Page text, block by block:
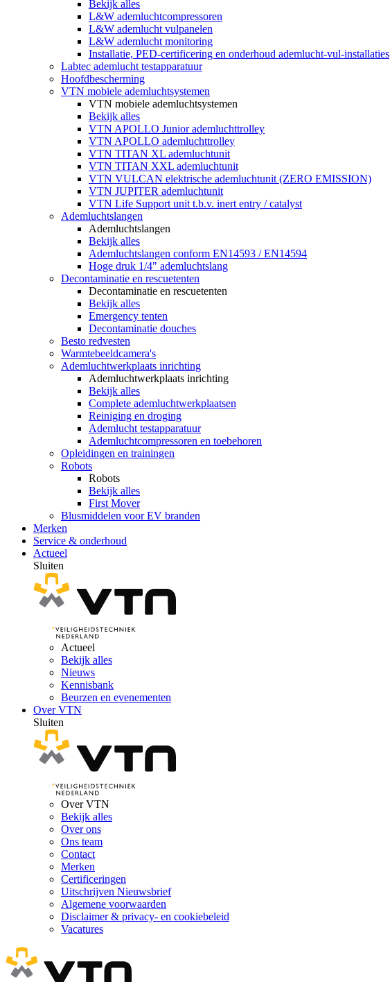
Bekijk alles
L&W ademluchtcompressoren
L&W ademlucht vulpanelen
L&W ademlucht monitoring
Installatie, PED-certificering en onderhoud ademlucht-vul-installaties
Labtec ademlucht testapparatuur
Hoofdbescherming
VTN mobiele ademluchtsystemen
VTN mobiele ademluchtsystemen
Bekijk alles
VTN APOLLO Junior ademluchttrolley
VTN APOLLO ademluchttrolley
VTN TITAN XL ademluchtunit
VTN TITAN XXL ademluchtunit
VTN VULCAN elektrische ademluchtunit (ZERO EMISSION)
VTN JUPITER ademluchtunit
VTN Life Support unit t.b.v. inert entry / catalyst
Ademluchtslangen
Ademluchtslangen
Bekijk alles
Ademluchtslangen conform EN14593 / EN14594
Hoge druk 1/4" ademluchtslang
Decontaminatie en rescuetenten
Decontaminatie en rescuetenten
Bekijk alles
Emergency tenten
Decontaminatie douches
Besto redvesten
Warmtebeeldcamera's
Ademluchtwerkplaats inrichting
Ademluchtwerkplaats inrichting
Bekijk alles
Complete ademluchtwerkplaatsen
Reiniging en droging
Ademlucht testapparatuur
Ademluchtcompressoren en toebehoren
Opleidingen en trainingen
Robots
Robots
Bekijk alles
First Mover
Blusmiddelen voor EV branden
Merken
Service & onderhoud
Actueel
Sluiten
Actueel
Bekijk alles
Nieuws
Kennisbank
Beurzen en evenementen
Over VTN
Sluiten
Over VTN
Bekijk alles
Over ons
Ons team
Contact
Merken
Certificeringen
Uitschrijven Nieuwsbrief
Algemene voorwaarden
Disclaimer & privacy- en cookiebeleid
Vacatures